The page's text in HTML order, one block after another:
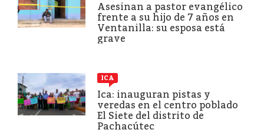
Asesinan a pastor evangélico
frente a su hijo de 7 años en
Ventanilla: su esposa está
grave
ICA
Ica: inauguran pistas y
veredas en el centro poblado
El Siete del distrito de
Pachacútec